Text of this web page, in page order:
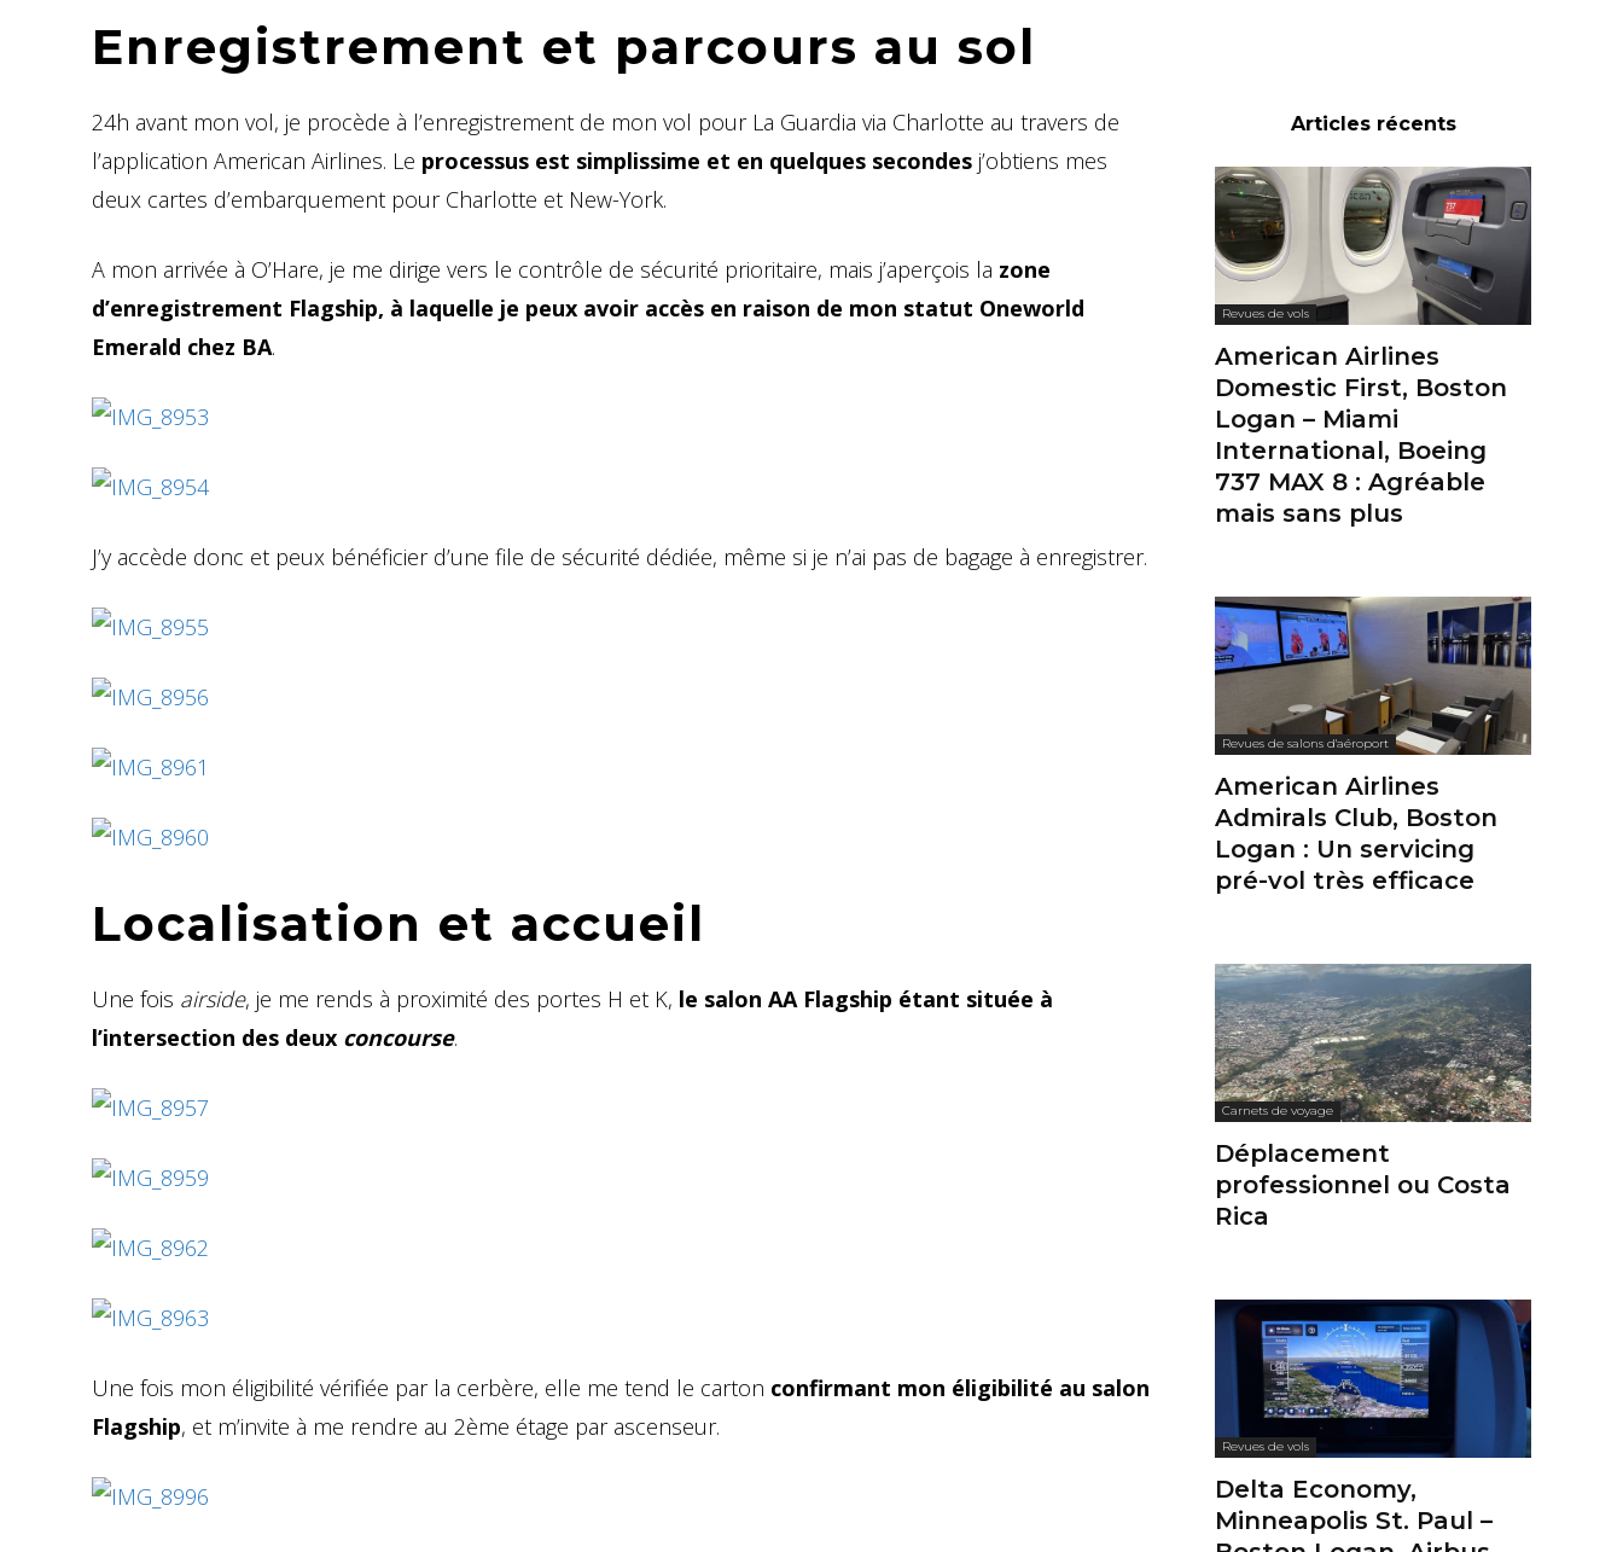
Enregistrement et parcours au sol
24h avant mon vol, je procède à l’enregistrement de mon vol pour La Guardia via Charlotte au travers de
l’application American Airlines. Le processus est simplissime et en quelques secondes j’obtiens mes
deux cartes d’embarquement pour Charlotte et New-York.
A mon arrivée à O’Hare, je me dirige vers le contrôle de sécurité prioritaire, mais j’aperçois la zone
d’enregistrement Flagship, à laquelle je peux avoir accès en raison de mon statut Oneworld
Emerald chez BA.
J’y accède donc et peux bénéficier d’une file de sécurité dédiée, même si je n’ai pas de bagage à enregistrer.
Localisation et accueil
Une fois airside, je me rends à proximité des portes H et K, le salon AA Flagship étant située à
l’intersection des deux concourse.
Une fois mon éligibilité vérifiée par la cerbère, elle me tend le carton confirmant mon éligibilité au salon
Flagship, et m’invite à me rendre au 2ème étage par ascenseur.
Articles récents
Revues de vols
American Airlines
Domestic First, Boston
Logan – Miami
International, Boeing
737 MAX 8 : Agréable
mais sans plus
Revues de salons d'aéroport
American Airlines
Admirals Club, Boston
Logan : Un servicing
pré-vol très efficace
Carnets de voyage
Déplacement
professionnel ou Costa
Rica
Revues de vols
Delta Economy,
Minneapolis St. Paul –